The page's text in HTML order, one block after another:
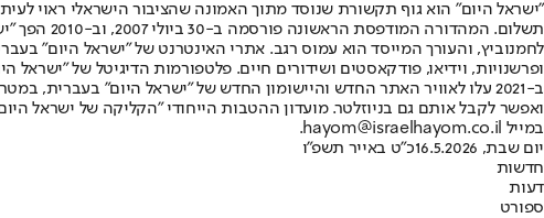
"ישראל היום" הוא גוף תקשורת שנוסד מתוך האמונה שהציבור הישראלי ראוי
תשלום.
ופרשנויות, וידיאו, פודקאסטים ושידורים חיים. פלטפורמות הדיגיטל של "ישראל
ב-2021 עלו לאוויר האתר החדש והיישומון החדש של "ישראל היום"
ואפשר לקבל אותם גם בניוזלטר. מועדון ההטבות הייחודי "הקליקה של ישראל
במייל hayom@israelhayom.co.il.
יום שבת, 16.5.2026
כ"ט באייר תשפ"ו
חדשות
דעות
ספורט